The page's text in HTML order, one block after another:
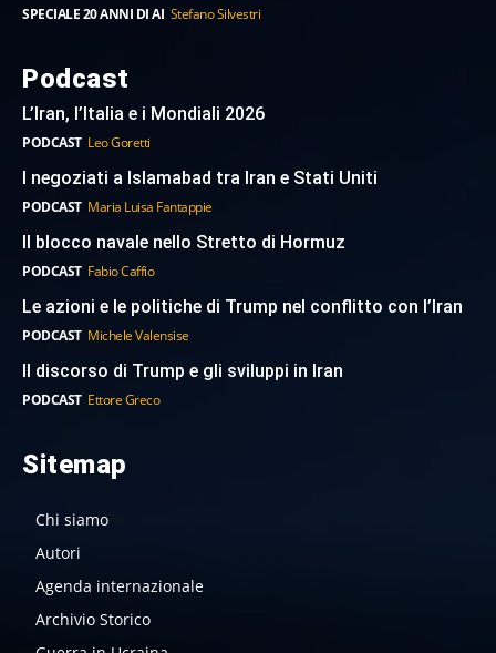
SPECIALE 20 ANNI DI AI Stefano Silvestri
Podcast
L’Iran, l’Italia e i Mondiali 2026
PODCAST Leo Goretti
I negoziati a Islamabad tra Iran e Stati Uniti
PODCAST Maria Luisa Fantappie
Il blocco navale nello Stretto di Hormuz
PODCAST Fabio Caffio
Le azioni e le politiche di Trump nel conflitto con l’Iran
PODCAST Michele Valensise
Il discorso di Trump e gli sviluppi in Iran
PODCAST Ettore Greco
Sitemap
Chi siamo
Autori
Agenda internazionale
Archivio Storico